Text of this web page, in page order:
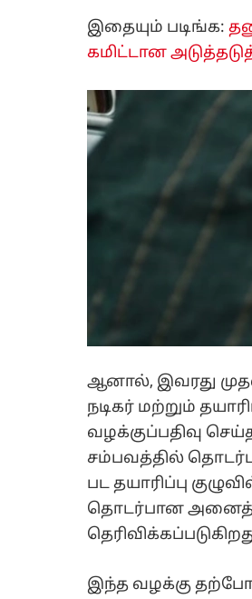
இதையும் படிங்க:
கமிட்டான
ஆனால், இவரது
நடிகர் மற்றும்
வழக்குப்பதிவு
சம்பவத்தில்
பட தயாரிப்பு
தொடர்பான
இந்த வழக்கு